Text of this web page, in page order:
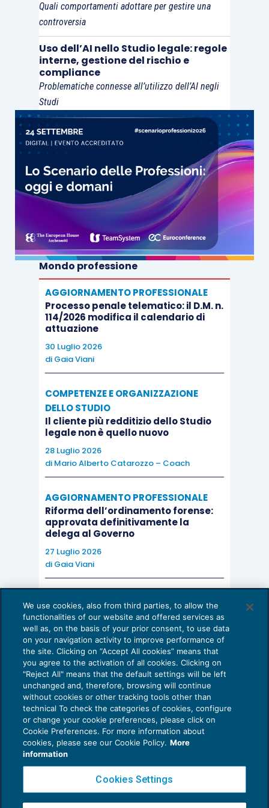
tempo evidenzia come la disciplina deontologica
singole violazioni formali.
L’attenzione dell’ordinamento professionale si
concentra sempre più sulla qualità organizzativa
dell’attività forense, sulla correttezza dei rapporti
professionali e sull’affidabilità complessiva
dell’avvocato nell’esercizio della professione.
Quali comportamenti adottare per gestire una
controversia
Uso dell’AI nello Studio legale: regole
interne, gestione del rischio e
compliance
Problematiche connesse all’utilizzo dell’AI negli
Studi
Mondo professione
AGGIORNAMENTO PROFESSIONALE
Processo penale telematico: il D.M. n.
114/2026 modifica il calendario di
attuazione
30 Luglio 2026
di Gaia Viani
COMPETENZE E ORGANIZZAZIONE
DELLO STUDIO
Il cliente più redditizio dello Studio
legale non è quello nuovo
28 Luglio 2026
di Mario Alberto Catarozzo – Coach
AGGIORNAMENTO PROFESSIONALE
Riforma dell’ordinamento forense:
approvata definitivamente la
delega al Governo
27 Luglio 2026
di Gaia Viani
Come evitare le allucinazioni dell’AI:
guida per l’avvocato
24 Luglio 2026
di Sofia Savoia
Privacy Policy
Cookie Policy
Copyright 2016 ©Gruppo Euroconference S.p.A.v2.32.4
We use cookies, also from third parties, to allow the
functionalities of our website and offered services as
well as, on the basis of your prior consent, to use data
on your navigation activity to improve performance of
the site. Clicking on “Accept All cookies” means that
you agree to the activation of all cookies. Clicking on
"Reject All" means that the default settings will be left
unchanged and, therefore, browsing will continue
without cookies or other tracking tools other than
technical To check the categories of cookies, configure
or change your cookie preferences, please click on
Cookie Preferences. For more information about
cookies, please see our Cookie Policy. More
information
Cookies Settings